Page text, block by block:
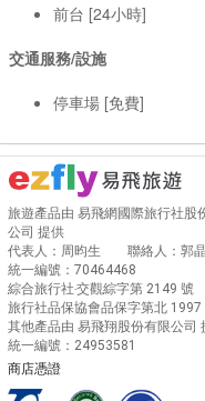
前台 [24小時]
交通服務/設施
停車場 [免費]